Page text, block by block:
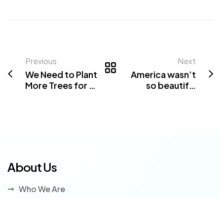
Previous
We Need to Plant
More Trees for a
Next
America wasn’t
so beautiful
About Us
Who We Are